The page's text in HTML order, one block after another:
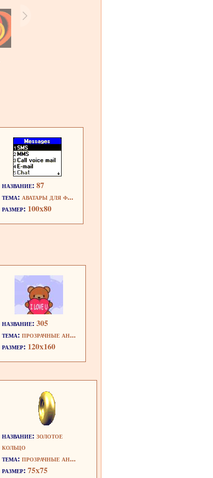
название: 87
тема: аватары для ф...
размер: 100x80
название: 305
тема: прозрачные ан...
размер: 120x160
название: золотое
кольцо
тема: прозрачные ан...
размер: 75x75